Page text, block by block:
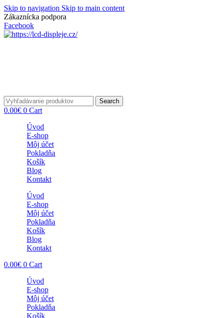
Skip to navigation Skip to main content
Zákaznícka podpora
Facebook
Search
0.00€ 0 Cart
Úvod
E-shop
Môj účet
Pokladňa
Košík
Blog
Kontakt
Úvod
E-shop
Môj účet
Pokladňa
Košík
Blog
Kontakt
0.00€ 0 Cart
Úvod
E-shop
Môj účet
Pokladňa
Košík